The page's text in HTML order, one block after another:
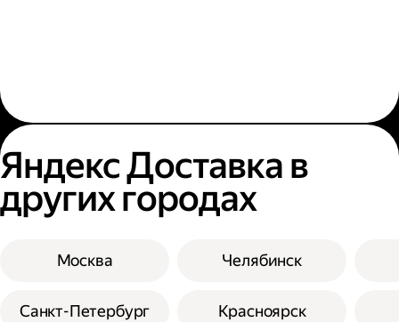
Яндекс Доставка в
других городах
Москва
Санкт-Петербург
Челябинск
Красноярск